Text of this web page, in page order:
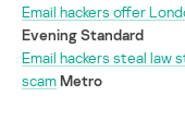
Email hackers offer
Evening Standard
Email hackers steal law
scamMetro